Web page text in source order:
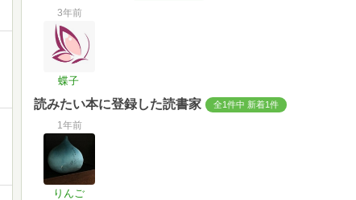
3年前
蝶子
読みたい本に登録した読書家 全1件中 新着1件
1年前
りんご